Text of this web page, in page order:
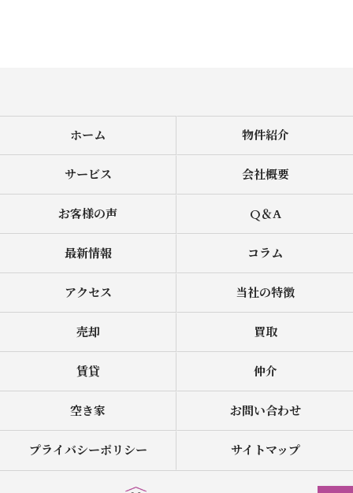
ホーム 物件紹介
サービス 会社概要
お客様の声 Q＆A
最新情報 コラム
アクセス 当社の特徴
売却 買取
賃貸 仲介
空き家 お問い合わせ
プライバシーポリシー サイトマップ